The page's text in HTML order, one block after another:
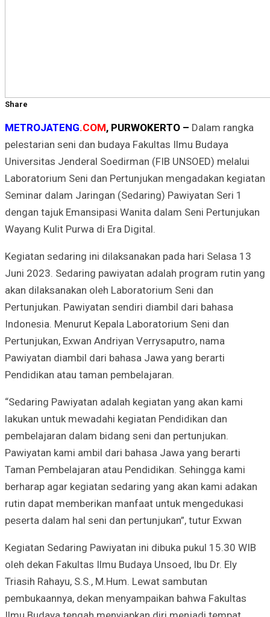
Share
METROJATENG.COM, PURWOKERTO – Dalam rangka
pelestarian seni dan budaya Fakultas Ilmu Budaya
Universitas Jenderal Soedirman (FIB UNSOED) melalui
Laboratorium Seni dan Pertunjukan mengadakan kegiatan
Seminar dalam Jaringan (Sedaring) Pawiyatan Seri 1
dengan tajuk Emansipasi Wanita dalam Seni Pertunjukan
Wayang Kulit Purwa di Era Digital.
Kegiatan sedaring ini dilaksanakan pada hari Selasa 13
Juni 2023. Sedaring pawiyatan adalah program rutin yang
akan dilaksanakan oleh Laboratorium Seni dan
Pertunjukan. Pawiyatan sendiri diambil dari bahasa
Indonesia. Menurut Kepala Laboratorium Seni dan
Pertunjukan, Exwan Andriyan Verrysaputro, nama
Pawiyatan diambil dari bahasa Jawa yang berarti
Pendidikan atau taman pembelajaran.
“Sedaring Pawiyatan adalah kegiatan yang akan kami
lakukan untuk mewadahi kegiatan Pendidikan dan
pembelajaran dalam bidang seni dan pertunjukan.
Pawiyatan kami ambil dari bahasa Jawa yang berarti
Taman Pembelajaran atau Pendidikan. Sehingga kami
berharap agar kegiatan sedaring yang akan kami adakan
rutin dapat memberikan manfaat untuk mengedukasi
peserta dalam hal seni dan pertunjukan”, tutur Exwan
Kegiatan Sedaring Pawiyatan ini dibuka pukul 15.30 WIB
oleh dekan Fakultas Ilmu Budaya Unsoed, Ibu Dr. Ely
Triasih Rahayu, S.S., M.Hum. Lewat sambutan
pembukaannya, dekan menyampaikan bahwa Fakultas